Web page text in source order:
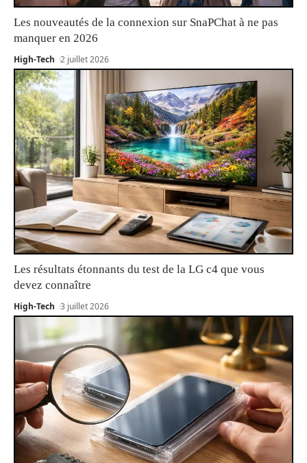
Les nouveautés de la connexion sur SnaPChat à ne pas
manquer en 2026
High-Tech 2 juillet 2026
Les résultats étonnants du test de la LG c4 que vous
devez connaître
High-Tech 3 juillet 2026